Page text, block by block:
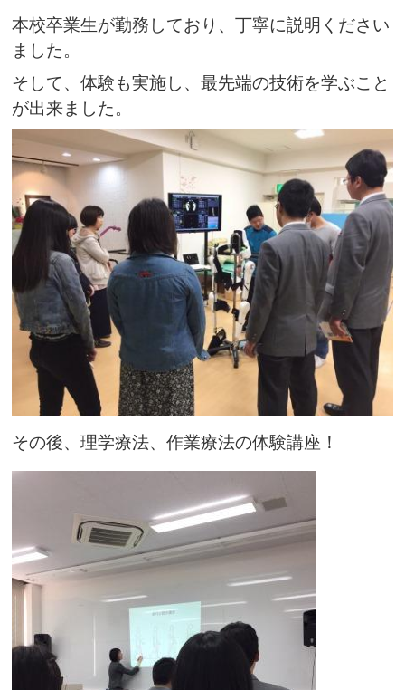
本校卒業生が勤務しており、丁寧に説明ください
ました。
そして、体験も実施し、最先端の技術を学ぶこと
が出来ました。
その後、理学療法、作業療法の体験講座！